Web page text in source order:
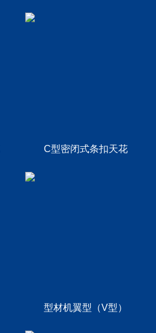
C型密闭式条扣天花
型材机翼型（V型）